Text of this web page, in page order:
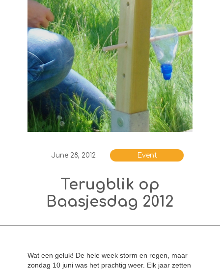
June 28, 2012 Event
Terugblik op
Baasjesdag 2012
Wat een geluk! De hele week storm en regen, maar
zondag 10 juni was het prachtig weer. Elk jaar zetten